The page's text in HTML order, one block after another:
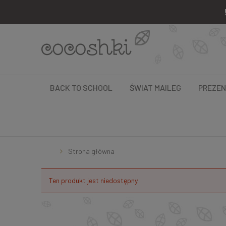
BACK TO SCHOOL ŚWIAT MAILEG
Strona główna
Ten produkt jest niedostępny.